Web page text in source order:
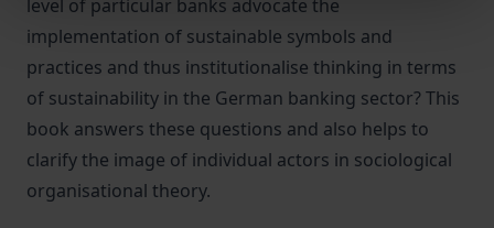
level of particular banks advocate the
implementation of sustainable symbols and
practices and thus institutionalise thinking in terms
of sustainability in the German banking sector? This
book answers these questions and also helps to
clarify the image of individual actors in sociological
organisational theory.